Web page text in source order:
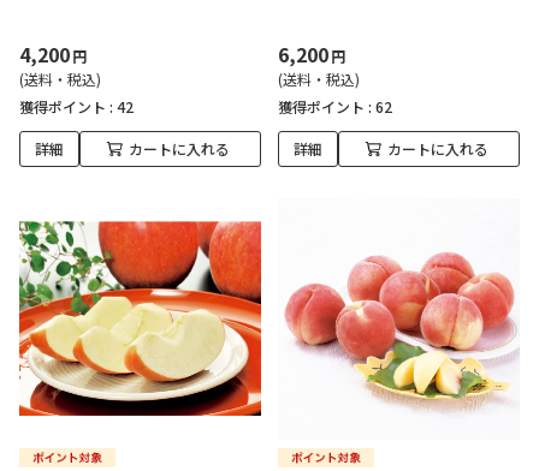
4,200円
(送料・税込)
獲得ポイント : 42
詳細 カートに入れる
6,200円
(送料・税込)
獲得ポイント : 62
詳細 カートに入れる